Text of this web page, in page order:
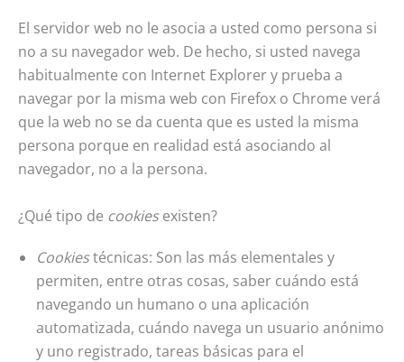
El servidor web no le asocia a usted como persona si
no a su navegador web. De hecho, si usted navega
habitualmente con Internet Explorer y prueba a
navegar por la misma web con Firefox o Chrome verá
que la web no se da cuenta que es usted la misma
persona porque en realidad está asociando al
navegador, no a la persona.
¿Qué tipo de cookiesexisten?
Cookiestécnicas: Son las más elementales y
permiten, entre otras cosas, saber cuándo está
navegando un humano o una aplicación
automatizada, cuándo navega un usuario anónimo
y uno registrado, tareas básicas para el